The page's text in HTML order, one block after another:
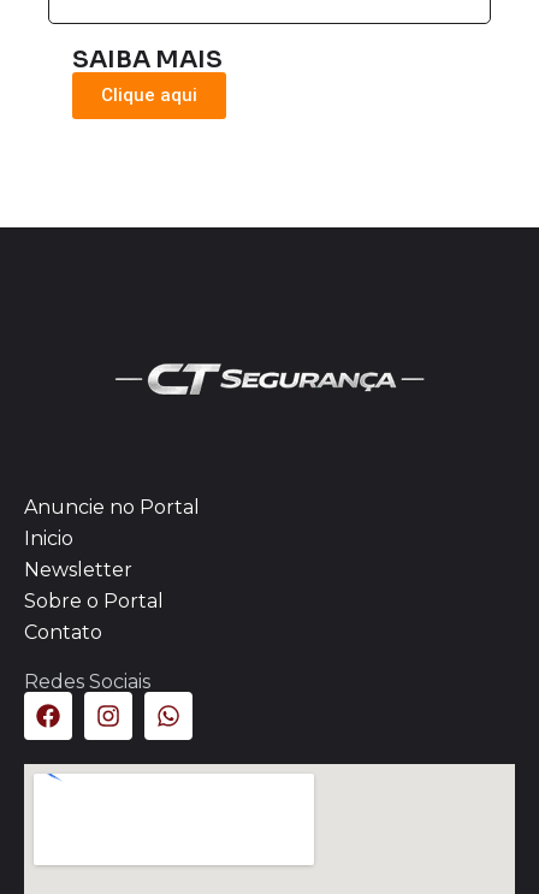
SAIBA MAIS
Clique aqui
Anuncie no Portal
Inicio
Newsletter
Sobre o Portal
Contato
Redes Sociais